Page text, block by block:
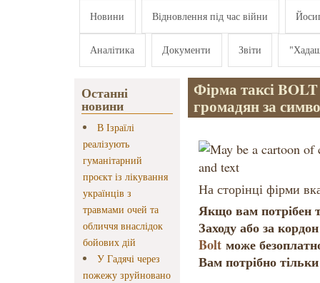
Новини Відновлення під час війни
Аналітика Документи Звіти
Останні
новини
В Ізраїлі
реалізують
гуманітарний
проєкт із лікування
українців з
травмами очей та
обличчя внаслідок
бойових дій
У Гадячі через
пожежу зруйновано
Фірма таксі
громадян за
На сторінці фірми
Якщо вам потрібен
Заходу або за
Boltможе
Вам потрібно